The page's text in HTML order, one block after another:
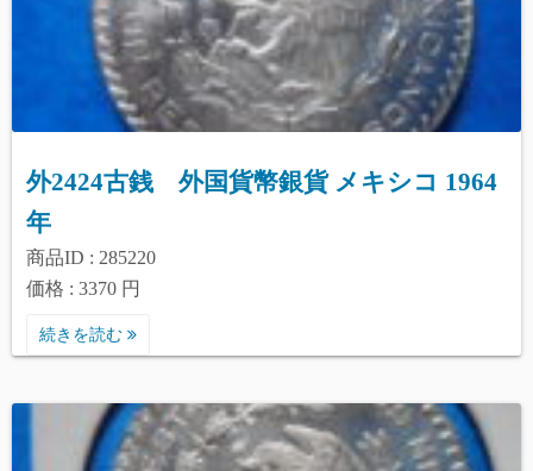
外2424古銭 外国貨幣銀貨 メキシコ 1964
年
商品ID : 285220
価格 : 3370 円
続きを読む